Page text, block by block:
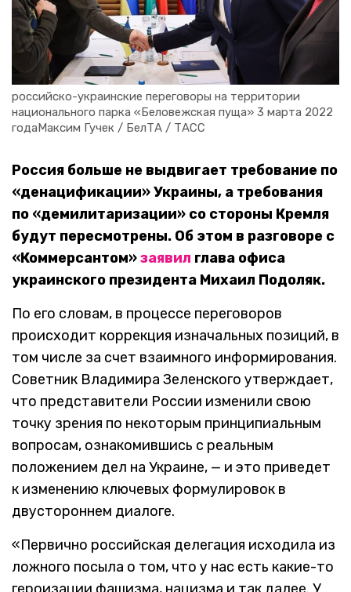
российско-украинские переговоры на территории
национального парка «Беловежская пуща» 3 марта 2022
годаМаксим Гучек / БелТА / ТАСС
Россия больше не выдвигает требование по
«денацификации» Украины, а требования
по «демилитаризации» со стороны Кремля
будут пересмотрены. Об этом в разговоре с
«Коммерсантом»заявил глава офиса
украинского президента Михаил Подоляк.
По его словам, в процессе переговоров
происходит коррекция изначальных позиций, в
том числе за счет взаимного информирования.
Советник Владимира Зеленского утверждает,
что представители России изменили свою
точку зрения по некоторым принципиальным
вопросам, ознакомившись с реальным
положением дел на Украине, — и это приведет
к изменению ключевых формулировок в
двустороннем диалоге.
«Первично российская делегация исходила из
ложного посыла о том, что у нас есть какие-то